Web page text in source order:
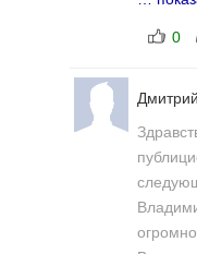
ВОТ И
Каждый
И
0